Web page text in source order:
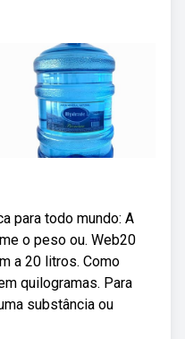
para todo mundo: A
o peso ou. Web20
a 20 litros. Como
quilogramas. Para
substância ou